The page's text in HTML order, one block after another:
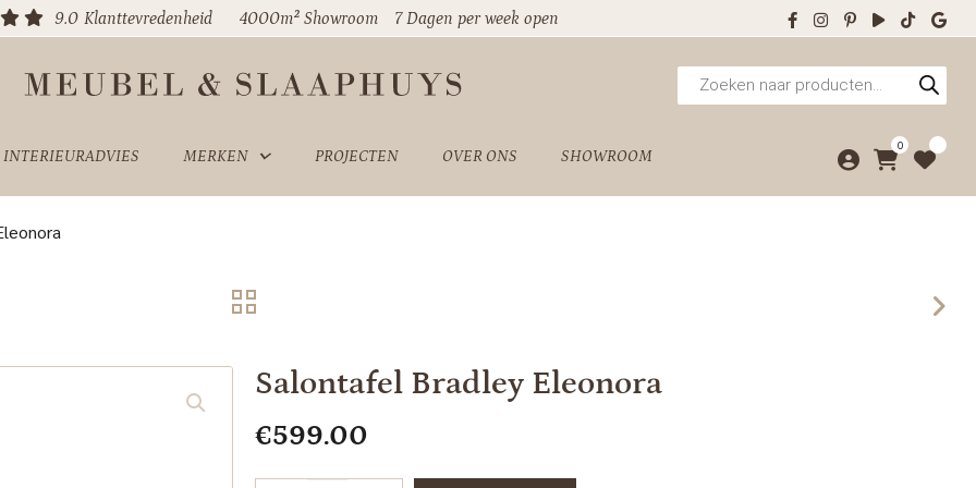
9.0 Klanttevredenheid 4000m² Showroom 7 Dagen per week open
Producten
zoeken
INTERIEURADVIES MERKEN PROJECTEN OVER ONS SHOWROOM
0
Salontafel Bradley Eleonora
€599.00